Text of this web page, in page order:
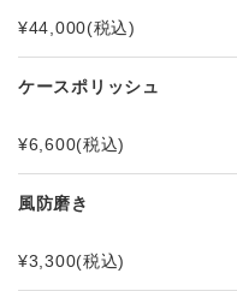
¥44,000(税込)
ケースポリッシュ
¥6,600(税込)
風防磨き
¥3,300(税込)